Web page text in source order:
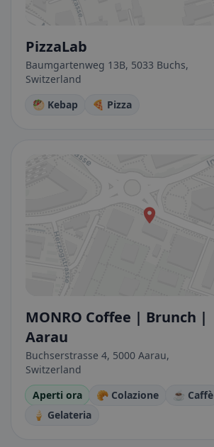
PizzaLab
Baumgartenweg 13B, 5033 Buchs,
Switzerland
🥙 Kebap 🍕 Pizza
MONRO Coffee | Brunch |
Aarau
Buchserstrasse 4, 5000 Aarau,
Switzerland
Aperti ora 🥐 Colazione
☕ Caffè
🍦 Gelateria